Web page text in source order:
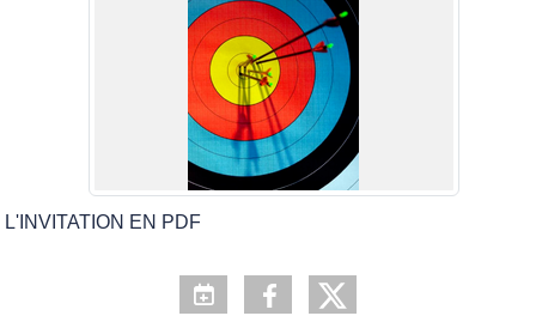
L'INVITATION EN PDF